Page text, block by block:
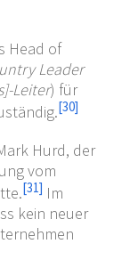
Head of
Leader
Leiter) für
[30]
Hurd, der
vom
[31] Im
kein neuer